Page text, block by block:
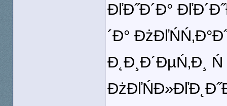
ĐľĐ˝Đ´Đ°
´Đ°
Đ˛Đ¸Đ´ĐµŃ‚Đ¸